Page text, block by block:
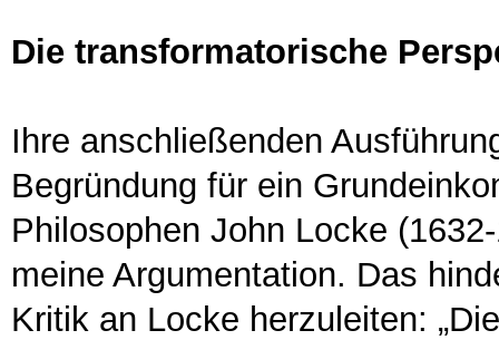
Die transformatorische
Ihre anschließenden
Begründung für ein
Philosophen John Locke
meine Argumentation. Das
Kritik an Locke herzuleiten: